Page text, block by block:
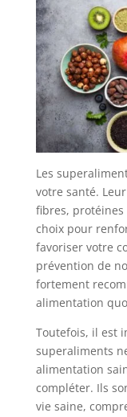
Les
votre santé.
fibres,
choix pour
favoriser votre
prévention de
fortement
alimentation
Toutefois, il est
superaliments
alimentation
compléter. Ils
vie saine,